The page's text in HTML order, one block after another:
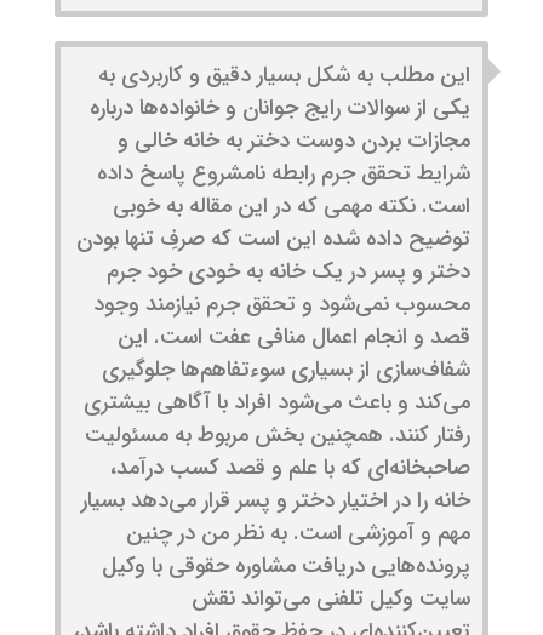
این مطلب به شکل بسیار دقیق و کاربردی به
یکی از سوالات رایج جوانان و خانواده‌ها درباره
مجازات بردن دوست دختر به خانه خالی و
شرایط تحقق جرم رابطه نامشروع پاسخ داده
است. نکته مهمی که در این مقاله به خوبی
توضیح داده شده این است که صرفِ تنها بودن
دختر و پسر در یک خانه به خودی خود جرم
محسوب نمی‌شود و تحقق جرم نیازمند وجود
قصد و انجام اعمال منافی عفت است. این
شفاف‌سازی از بسیاری سوءتفاهم‌ها جلوگیری
می‌کند و باعث می‌شود افراد با آگاهی بیشتری
رفتار کنند. همچنین بخش مربوط به مسئولیت
صاحبخانه‌ای که با علم و قصد کسب درآمد،
خانه را در اختیار دختر و پسر قرار می‌دهد بسیار
مهم و آموزشی است. به نظر من در چنین
پرونده‌هایی دریافت مشاوره حقوقی با وکیل
سایت وکیل تلفنی می‌تواند نقش